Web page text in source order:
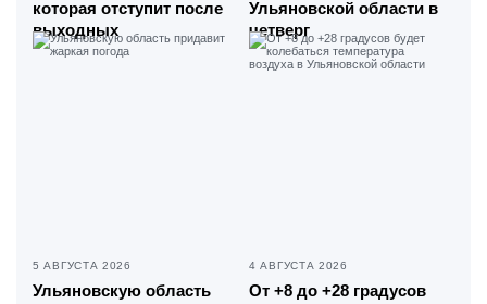
которая отступит после
выходных
Ульяновской области в
четверг
5 АВГУСТА 2026
Ульяновскую область
4 АВГУСТА 2026
От +8 до +28 градусов